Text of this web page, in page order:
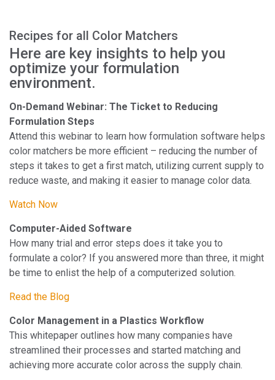
Recipes for all Color Matchers
Here are key insights to help you
optimize your formulation
environment.
On-Demand Webinar: The Ticket to Reducing
Formulation Steps
Attend this webinar to learn how formulation software helps
color matchers be more efficient – reducing the number of
steps it takes to get a first match, utilizing current supply to
reduce waste, and making it easier to manage color data.
Watch Now
Computer-Aided Software
How many trial and error steps does it take you to
formulate a color? If you answered more than three, it might
be time to enlist the help of a computerized solution.
Read the Blog
Color Management in a Plastics Workflow
This whitepaper outlines how many companies have
streamlined their processes and started matching and
achieving more accurate color across the supply chain.